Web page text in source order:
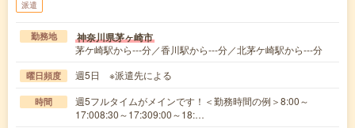
派遣
勤務地 神奈川県茅ヶ崎市
茅ケ崎駅から---分／香川駅から---分／北茅ケ崎駅から---分
曜日頻度 週5日 ※派遣先による
時間
週5フルタイムがメインです！＜勤務時間の例＞8:00～
17:008:30～17:309:00～18:…